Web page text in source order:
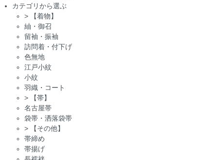
カテゴリから選ぶ
>
【着物】
紬・御召
留袖・振袖
訪問着・付下げ
色無地
江戸小紋
小紋
羽織・コート
>
【帯】
名古屋帯
袋帯・洒落袋帯
>
【その他】
帯締め
帯揚げ